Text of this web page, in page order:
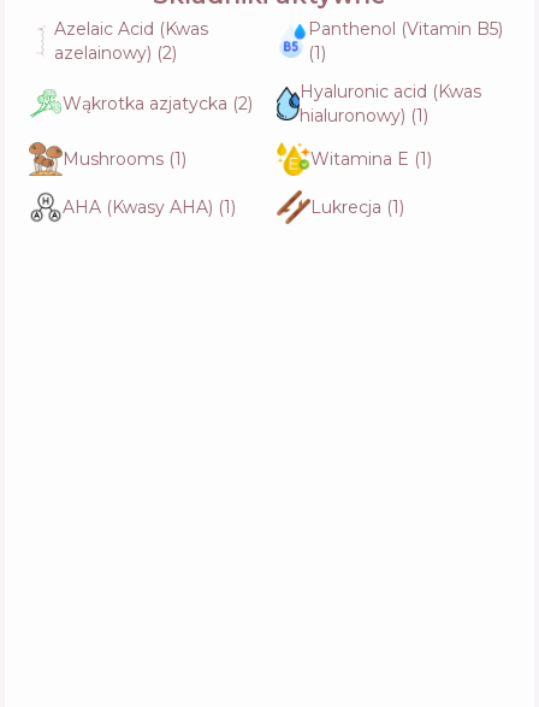
Calming Ampoule
Skład 14
Aktywne 42
Funkcje
TIRTIR Azelaic Acid 12% Serum
Skład
Aktywne
Azelaic Acid (Kwas
azelainowy) (2)
Panthenol (Vitamin B5)
(1)
Wąkrotka azjatycka (2)
Hyaluronic acid (Kwas
hialuronowy) (1)
Mushrooms (1) Witamina E (1)
AHA (Kwasy AHA) (1) Lukrecja (1)